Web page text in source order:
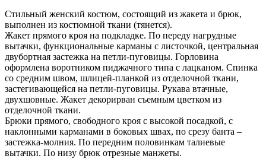
Стильный женский костюм, состоящий из жакета и брюк,
выполнен из костюмной ткани (тянется).
Жакет прямого кроя на подкладке. По переду нагрудные
вытачки, функциональные карманы с листочкой, центральная
двубортная застежка на петли-пуговицы. Горловина
оформлена воротником пиджачного типа с лацканом. Спинка
со средним швом, шлицей-планкой из отделочной ткани,
застегивающейся на петли-пуговицы. Рукава втачные,
двухшовные. Жакет декорирван съемным цветком из
отделочной ткани.
Брюки прямого, свободного кроя с высокой посадкой, с
наклонными карманами в боковых швах, по срезу банта –
застежка-молния. По передним половинкам талиевые
вытачки. По низу брюк отрезные манжеты.